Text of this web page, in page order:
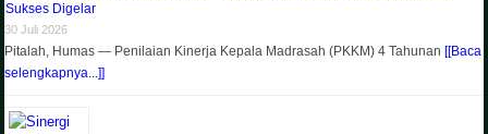
Sukses Digelar
30 Juli 2026
Pitalah, Humas — Penilaian Kinerja Kepala Madrasah (PKKM) 4 Tahunan [[Baca
selengkapnya...]]